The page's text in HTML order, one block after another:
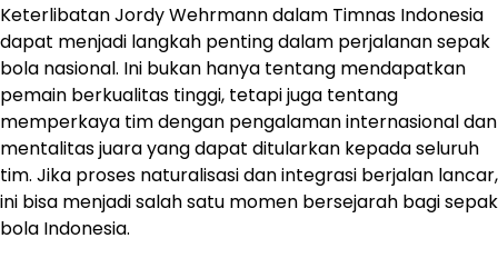
Keterlibatan Jordy Wehrmann dalam Timnas Indonesia
dapat menjadi langkah penting dalam perjalanan sepak
bola nasional. Ini bukan hanya tentang mendapatkan
pemain berkualitas tinggi, tetapi juga tentang
memperkaya tim dengan pengalaman internasional dan
mentalitas juara yang dapat ditularkan kepada seluruh
tim. Jika proses naturalisasi dan integrasi berjalan lancar,
ini bisa menjadi salah satu momen bersejarah bagi sepak
bola Indonesia.